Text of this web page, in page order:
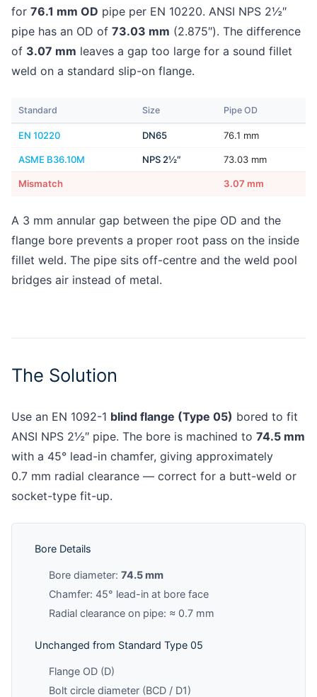
for 76.1 mm OD pipe per EN 10220. ANSI NPS 2½″
pipe has an OD of 73.03 mm (2.875″). The difference
of 3.07 mm leaves a gap too large for a sound fillet
weld on a standard slip-on flange.
Standard Size Pipe OD
EN 10220 DN65 76.1 mm
ASME B36.10M NPS 2½″ 73.03 mm
Mismatch 3.07 mm
A 3 mm annular gap between the pipe OD and the
flange bore prevents a proper root pass on the inside
fillet weld. The pipe sits off-centre and the weld pool
bridges air instead of metal.
The Solution
Use an EN 1092-1 blind flange (Type 05) bored to fit
ANSI NPS 2½″ pipe. The bore is machined to 74.5 mm
with a 45° lead-in chamfer, giving approximately
0.7 mm radial clearance — correct for a butt-weld or
socket-type fit-up.
Bore Details
Bore diameter: 74.5 mm
Chamfer: 45° lead-in at bore face
Radial clearance on pipe: ≈ 0.7 mm
Unchanged from Standard Type 05
Flange OD (D)
Bolt circle diameter (BCD / D1)